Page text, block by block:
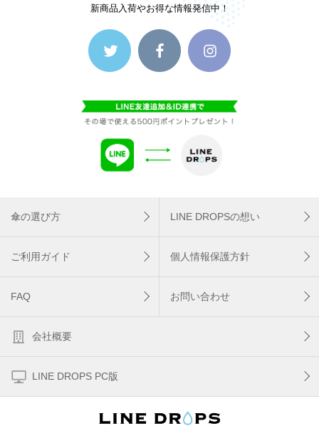
新商品入荷やお得な情報発信中！
傘の選び方 LINE DROPSの想い
ご利用ガイド 個人情報保護方針
FAQ お問い合わせ
会社概要
LINE DROPS PC版